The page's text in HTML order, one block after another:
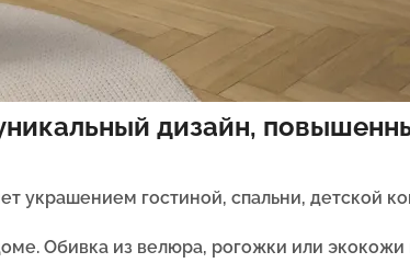
дизайн,
украшением гостиной, спальни, детской
Обивка из велюра, рогожки или экокожи